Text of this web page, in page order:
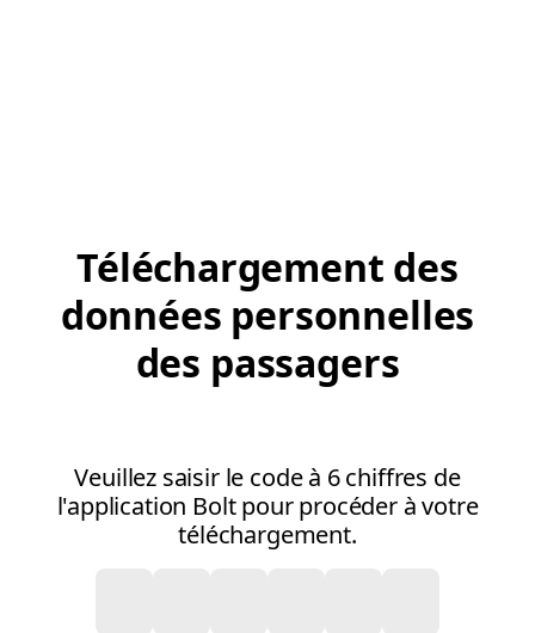
Téléchargement des
données personnelles
des passagers
Veuillez saisir le code à 6 chiffres de
l'application Bolt pour procéder à votre
téléchargement.